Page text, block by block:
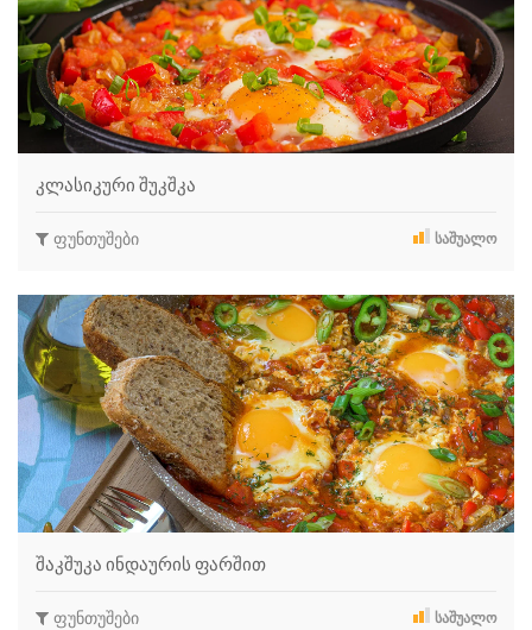
კლასიკური შუკშკა
ფუნთუშები ᲡᲐᲨᲣᲐᲚᲝ
შაკშუკა ინდაურის ფარშით
ფუნთუშები ᲡᲐᲨᲣᲐᲚᲝ